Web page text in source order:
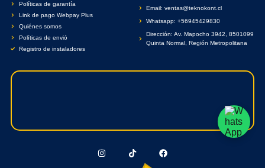
Políticas de garantía
Link de pago Webpay Plus
Quiénes somos
Políticas de envió
Registro de instaladores
Email: ventas@teknokont.cl
Whatsapp: +56945429830
Dirección: Av. Mapocho 3942, 8501099
Quinta Normal, Región Metropolitana